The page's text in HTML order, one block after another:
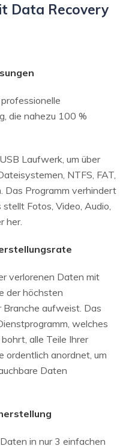
Data Recovery
die nahezu 100 %
Laufwerk, um über
NTFS, FAT,
Das Programm verhindert
Fotos, Video, Audio,
her.
verlorenen Daten mit
der höchsten
aufweist. Das
welches
alle Teile Ihrer
ordentlich anordnet, um
Daten
in nur 3 einfachen